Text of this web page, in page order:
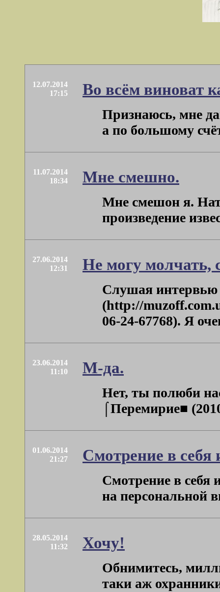
12.07.2014
17:15
Во всём виноват
Признаюсь, мне
а по большому
11.07.2014
18:34
Мне смешно.
Мне смешон я.
произведение
27.06.2014
12:31
Не могу молчать,
Слушая интервью
(http://
06-24-67768). Я
23.06.2014
11:10
М-да.
Нет, ты полюби
⌠Перемирие■
01.06.2014
21:27
Смотрение в себя
Смотрение в себя
на персональной
28.05.2014
11:32
Хочу!
Обнимитесь,
таки аж